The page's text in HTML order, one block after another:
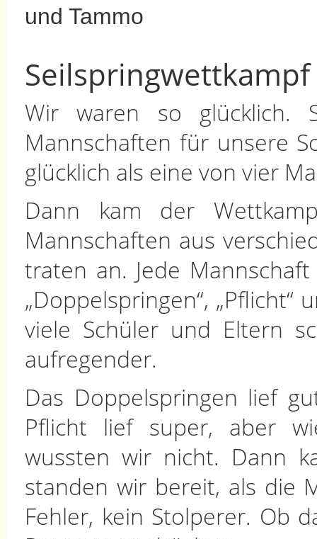
und Tammo
Seilspringwettkampf
Wir waren so glücklich.
Mannschaften für unsere
glücklich als eine von vier
Dann kam der
Mannschaften aus
traten an. Jede
„Doppelspringen“, „Pflicht“
viele Schüler und Eltern
aufregender.
Das Doppelspringen lief
Pflicht lief super, aber
wussten wir nicht. Dann
standen wir bereit, als die
Fehler, kein Stolperer. Ob